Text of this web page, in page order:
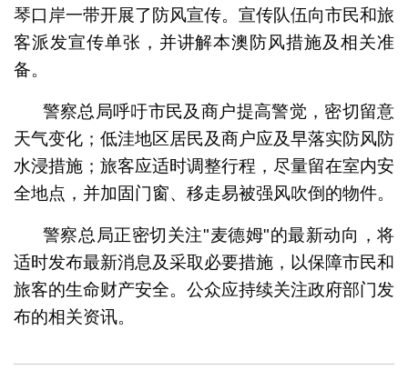
琴口岸一带开展了防风宣传。宣传队伍向市民和旅
客派发宣传单张，并讲解本澳防风措施及相关准
备。
警察总局呼吁市民及商户提高警觉，密切留意
天气变化；低洼地区居民及商户应及早落实防风防
水浸措施；旅客应适时调整行程，尽量留在室内安
全地点，并加固门窗、移走易被强风吹倒的物件。
警察总局正密切关注"麦德姆"的最新动向，将
适时发布最新消息及采取必要措施，以保障市民和
旅客的生命财产安全。公众应持续关注政府部门发
布的相关资讯。